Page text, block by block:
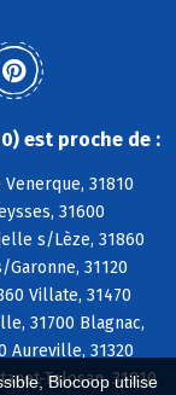
Biocoop utilise
est proche de :
31810
31600
s/Lèze, 31860
31120
Villate, 31470
31700 Blagnac,
Aureville, 31320
Tolosan, 31810